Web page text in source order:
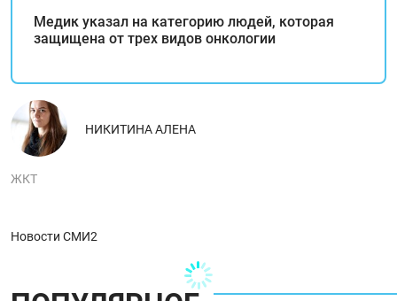
Медик указал на категорию людей, которая
защищена от трех видов онкологии
НИКИТИНА АЛЕНА
ЖКТ
Новости СМИ2